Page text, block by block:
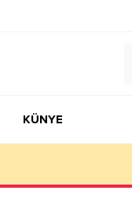
KÜNYE